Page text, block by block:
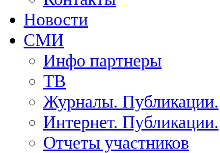
Новости
СМИ
Инфо партнеры
ТВ
Журналы. Публикации.
Интернет. Публикации.
Отчеты участников